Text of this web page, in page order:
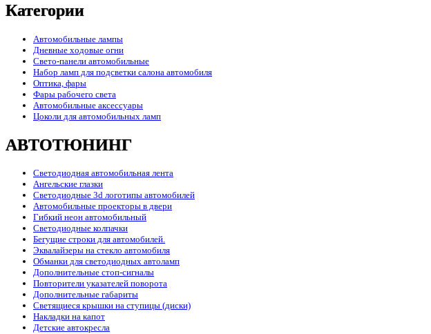
Категории
Автомобильные лампы
Дневные ходовые огни
Свето-панели автомобильные
Набор ламп для подсветки салона автомобиля
Оптика, фары
Фары рабочего света
Автомобильные аксессуары
Цоколи для автомобильных ламп
АВТОТЮНИНГ
Светодиодная автомобильная лента
Ангельские глазки
Светодиодные 3d логотипы автомобилей
Автомобильные проекторы в двери
Гибкий неон автомобильный
Светодиодные колпачки
Бегущие строки для автомобилей.
Эквалайзеры на стекло автомобиля
Обманки для светодиодных автоламп
Дополнительные стоп-сигналы
Повторители указателей поворота
Дополнительные габариты
Светящиеся крышки на ступицы (диски)
Накладки на капот
Детские автокресла